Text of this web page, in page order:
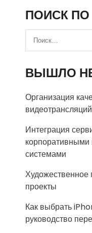
ПОИСК ПО
ВЫШЛО
Организация
Интеграция
системами
Художественное
проекты
Как выбрать
руководство